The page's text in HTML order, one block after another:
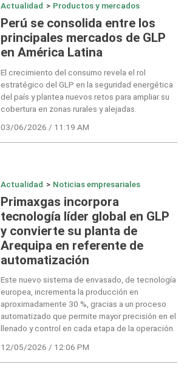
Actualidad > Productos y mercados
Perú se consolida entre los
principales mercados de GLP
en América Latina
El crecimiento del consumo revela el rol
estratégico del GLP en la seguridad energética
del país y plantea nuevos retos para ampliar su
cobertura en zonas rurales y alejadas.
03/06/2026 / 11:19 AM
Actualidad > Noticias empresariales
Primaxgas incorpora
tecnología líder global en GLP
y convierte su planta de
Arequipa en referente de
automatización
Este nuevo sistema de envasado, de tecnología
europea, incrementa la producción en
aproximadamente 30 %, gracias a un proceso
automatizado que permite mayor precisión en el
llenado y control en cada etapa de la operación.
12/05/2026 / 12:06 PM